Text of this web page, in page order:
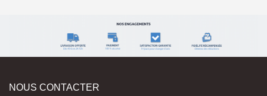
NOUS CONTACTER